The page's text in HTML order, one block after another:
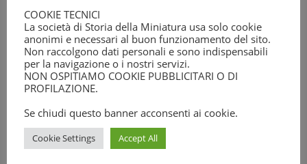
29 30
« Feb Ott »
Banche dati
COOKIE TECNICI
La società di Storia della Miniatura usa solo cookie
anonimi e necessari al buon funzionamento del sito.
Non raccolgono dati personali e sono indispensabili
per la navigazione o i nostri servizi.
NON OSPITIAMO COOKIE PUBBLICITARI O DI
PROFILAZIONE.
Se chiudi questo banner acconsenti ai cookie.
Cookie Settings Accept All